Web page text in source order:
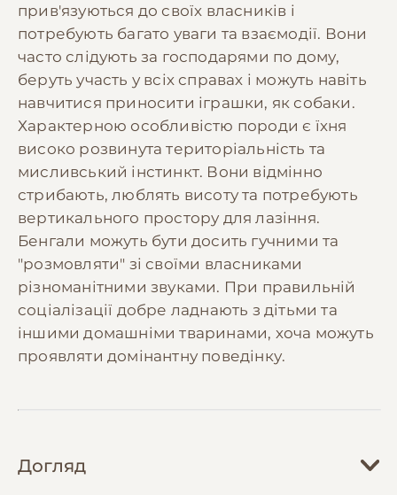
прив'язуються до своїх власників і
потребують багато уваги та взаємодії. Вони
часто слідують за господарями по дому,
беруть участь у всіх справах і можуть навіть
навчитися приносити іграшки, як собаки.
Характерною особливістю породи є їхня
високо розвинута територіальність та
мисливський інстинкт. Вони відмінно
стрибають, люблять висоту та потребують
вертикального простору для лазіння.
Бенгали можуть бути досить гучними та
"розмовляти" зі своїми власниками
різноманітними звуками. При правильній
соціалізації добре ладнають з дітьми та
іншими домашніми тваринами, хоча можуть
проявляти домінантну поведінку.
Догляд